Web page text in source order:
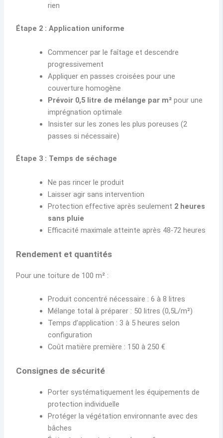
rien
Étape 2 : Application uniforme
Commencer par le faîtage et descendre
progressivement
Appliquer en passes croisées pour une
couverture homogène
Prévoir 0,5 litre de mélange par m² pour une
imprégnation optimale
Insister sur les zones les plus poreuses (2
passes si nécessaire)
Étape 3 : Temps de séchage
Ne pas rincer le produit
Laisser agir sans intervention
Protection effective après seulement 2 heures
sans pluie
Efficacité maximale atteinte après 48-72 heures
Rendement et quantités
Pour une toiture de 100 m² :
Produit concentré nécessaire : 6 à 8 litres
Mélange total à préparer : 50 litres (0,5L/m²)
Temps d’application : 3 à 5 heures selon
configuration
Coût matière première : 150 à 250 €
Consignes de sécurité
Porter systématiquement les équipements de
protection individuelle
Protéger la végétation environnante avec des
bâches